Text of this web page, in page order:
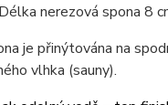
nerezová spona 8
je přinýtována na
vlhka (sauny).